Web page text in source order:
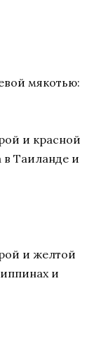
мякотью:
и красной
в Таиланде и
и желтой
и